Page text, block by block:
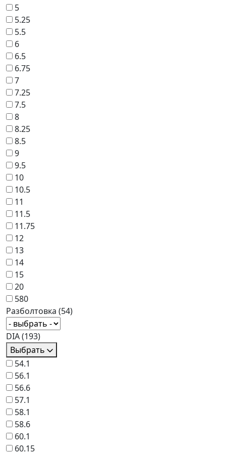
5
5.25
5.5
6
6.5
6.75
7
7.25
7.5
8
8.25
8.5
9
9.5
10
10.5
11
11.5
11.75
12
13
14
15
20
580
Разболтовка (54)
DIA(193)
Выбрать
54.1
56.1
56.6
57.1
58.1
58.6
60.1
60.15